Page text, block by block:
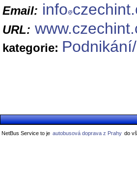
Email: info
URL:
kategorie:
NetBus Service to je autobusová doprava z Prahy do